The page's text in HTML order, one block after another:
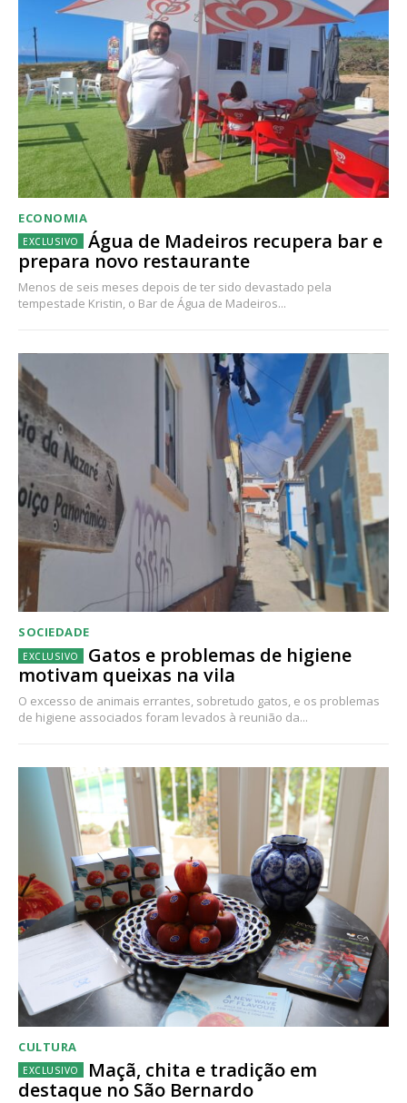
ECONOMIA
Água de Madeiros recupera bar e
prepara novo restaurante
Menos de seis meses depois de ter sido devastado pela
tempestade Kristin, o Bar de Água de Madeiros...
SOCIEDADE
Gatos e problemas de higiene
motivam queixas na vila
O excesso de animais errantes, sobretudo gatos, e os problemas
de higiene associados foram levados à reunião da...
CULTURA
Maçã, chita e tradição em
destaque no São Bernardo